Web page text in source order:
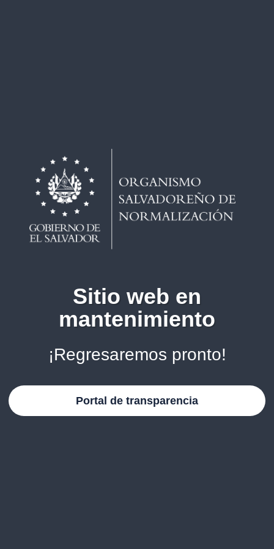
Sitio web en
mantenimiento
¡Regresaremos pronto!
Portal de transparencia